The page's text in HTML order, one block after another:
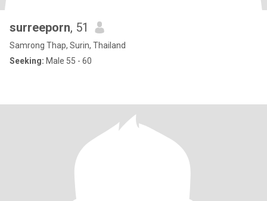
surreeporn, 51
Samrong Thap, Surin, Thailand
Seeking: Male 55 - 60